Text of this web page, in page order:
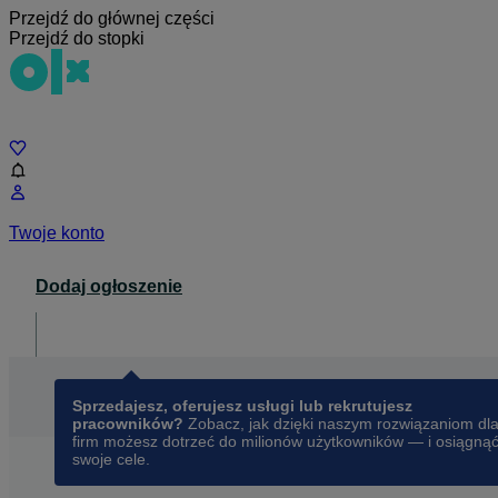
Przejdź do głównej części
Przejdź do stopki
Twoje konto
Dodaj ogłoszenie
Sprzedajesz, oferujesz usługi lub rekrutujesz
pracowników? Zobacz, jak dzięki naszym rozwiązaniom dla
firm możesz dotrzeć do milionów użytkowników — i osiągnąć
swoje cele.